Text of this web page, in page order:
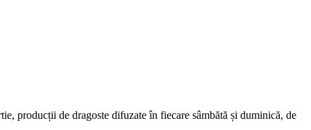
producții de dragoste difuzate în fiecare sâmbătă și duminică, de